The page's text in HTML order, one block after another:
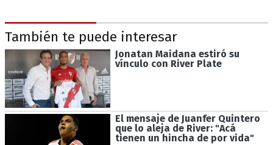
También te puede interesar
Jonatan Maidana estiró su
vínculo con River Plate
El mensaje de Juanfer Quintero
que lo aleja de River: "Acá
tienen un hincha de por vida"